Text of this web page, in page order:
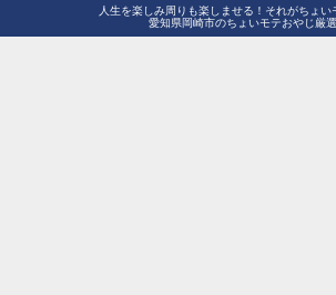
人生を楽しみ周りも楽しませる！それがちょい
愛知県岡崎市のちょいモテおやじ厳